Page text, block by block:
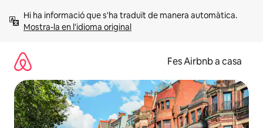
Mostra-la en l'idioma original
Fes Airbnb a casa